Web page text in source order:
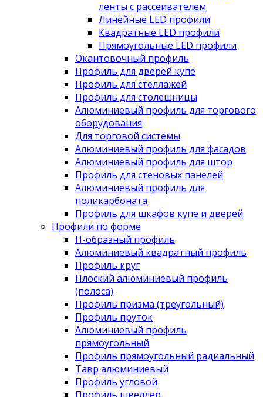
ленты с рассеивателем
Линейные LED профили
Квадратные LED профили
Прямоугольные LED профили
Окантовочный профиль
Профиль для дверей купе
Профиль для стеллажей
Профиль для столешницы
Алюминиевый профиль для торгового
оборудования
Для торговой системы
Алюминиевый профиль для фасадов
Алюминиевый профиль для штор
Профиль для стеновых панелей
Алюминиевый профиль для
поликарбоната
Профиль для шкафов купе и дверей
Профили по форме
П-образный профиль
Алюминиевый квадратный профиль
Профиль круг
Плоский алюминиевый профиль
(полоса)
Профиль призма (треугольный)
Профиль пруток
Алюминиевый профиль
прямоугольный
Профиль прямоугольный радиальный
Тавр алюминиевый
Профиль угловой